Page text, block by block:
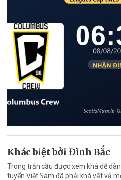
Khác biệt bởi Đình Bắc
Trong trận cầu được xem khá dễ
tuyển Việt Nam đã phải khá vất vả